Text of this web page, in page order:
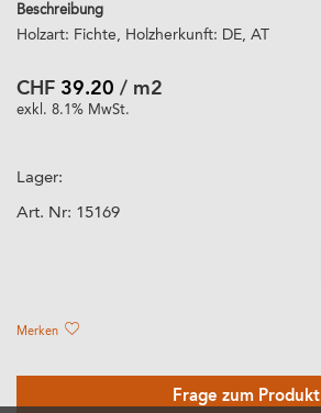
Beschreibung
Holzart: Fichte, Holzherkunft: DE, AT
CHF 39.20 / m2
exkl. 8.1% MwSt.
Lager:
Art. Nr: 15169
Merken
Frage zum Produkt